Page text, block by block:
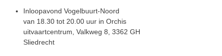
Inloopavond Vogelbuurt-Noord
van 18.30 tot 20.00 uur in Orchis
uitvaartcentrum, Valkweg 8, 3362 GH
Sliedrecht